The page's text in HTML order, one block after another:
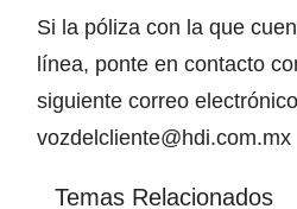
Si la póliza con la que
línea, ponte en contacto
siguiente correo electrónico
vozdelcliente@hdi.com.mx
Temas Relacionados